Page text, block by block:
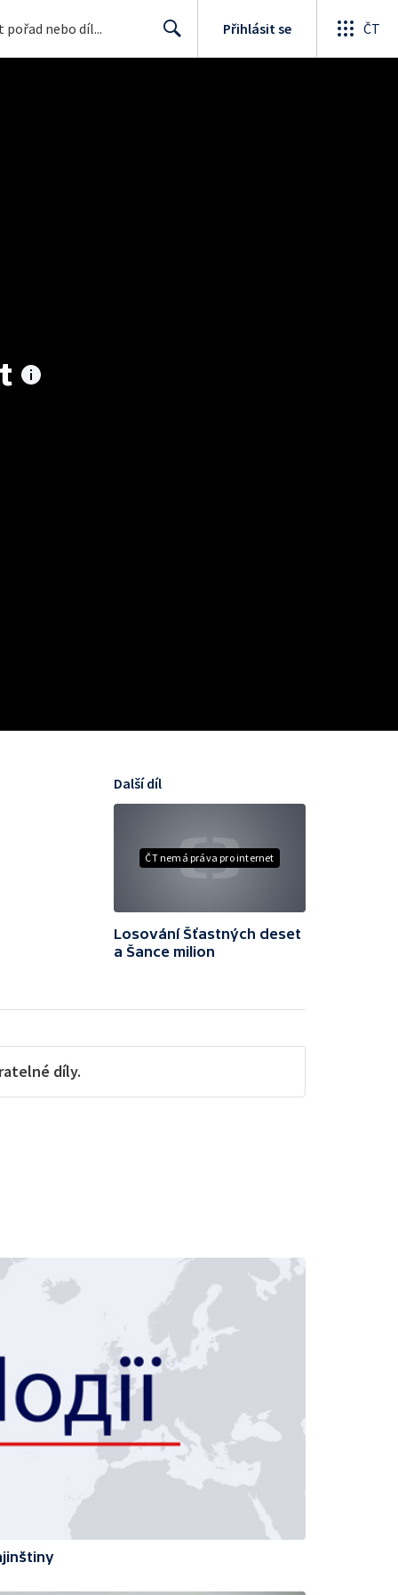
Přihlásit se ČT
ČT nemá práva pro internet
Další díl
Losování Šťastných deset
a Šance milion
díly.